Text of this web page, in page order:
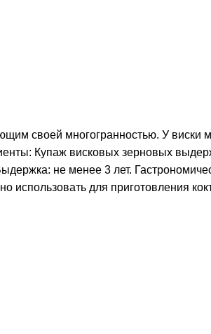
своей многогранностью. У виски
Купаж висковых зерновых
не менее 3 лет.
использовать для приготовления